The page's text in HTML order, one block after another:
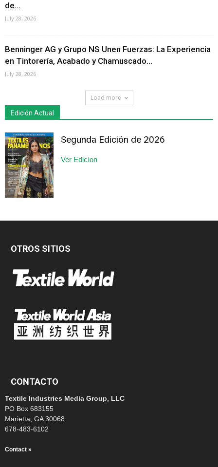
de...
July 28, 2026
Benninger AG y Grupo NS Unen Fuerzas: La Experiencia
en Tintorería, Acabado y Chamuscado...
July 28, 2026
Load more
Edición Actual
Segunda Edición de 2026
Ver Edicíon
OTROS SITIOS
CONTACTO
Textile Industries Media Group, LLC
PO Box 683155
Marietta, GA 30068
678-483-6102
Contact »